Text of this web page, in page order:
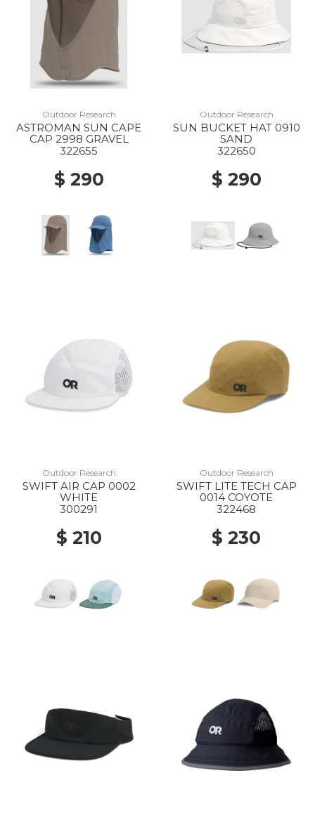
Outdoor Research
ASTROMAN SUN CAPE
CAP 2998 GRAVEL
322655
$ 290
Outdoor Research
SUN BUCKET HAT 0910
SAND
322650
$ 290
Outdoor Research
SWIFT AIR CAP 0002
WHITE
300291
$ 210
Outdoor Research
SWIFT LITE TECH CAP
0014 COYOTE
322468
$ 230